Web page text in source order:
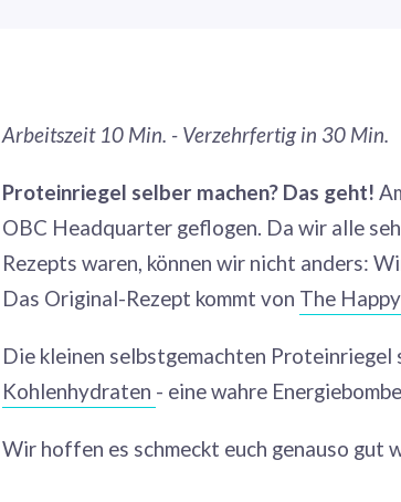
Arbeitszeit 10 Min. - Verzehrfertig in 30 Min.
Proteinriegel selber machen? Das geht!
OBC Headquarter geflogen. Da wir alle
Rezepts waren, können wir nicht anders:
Das Original-Rezept kommt von The
Die kleinen selbstgemachten Proteinriegel
Kohlenhydraten - eine wahre
Wir hoffen es schmeckt euch genauso gut